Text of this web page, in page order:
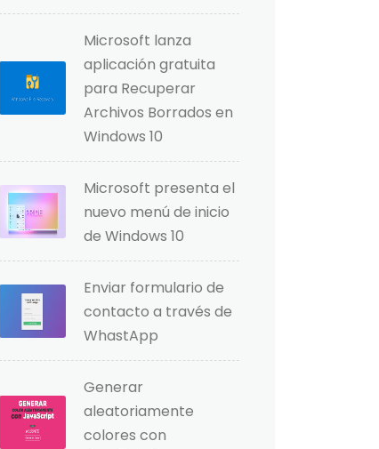
Microsoft lanza
aplicación gratuita
para Recuperar
Archivos Borrados en
Windows 10
Microsoft presenta el
nuevo menú de inicio
de Windows 10
Enviar formulario de
contacto a través de
WhastApp
Generar
aleatoriamente
colores con